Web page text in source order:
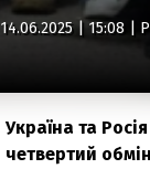
14.06.2025 | 15:08 |
Україна та
четвертий